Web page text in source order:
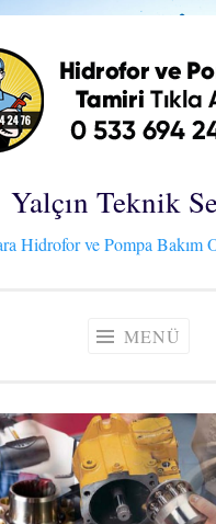
Yalçın Teknik
Hidrofor ve Pompa Bakım
MENÜ